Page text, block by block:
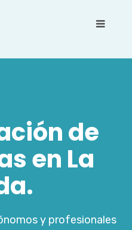
de
en La
y profesionales